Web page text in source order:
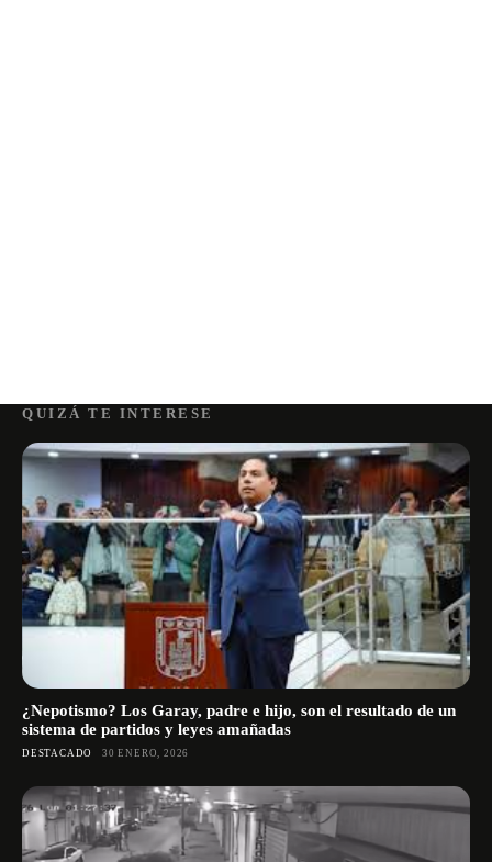
QUIZÁ TE INTERESE
¿Nepotismo? Los Garay, padre e hijo, son el resultado de un
sistema de partidos y leyes amañadas
DESTACADO 30 ENERO, 2026